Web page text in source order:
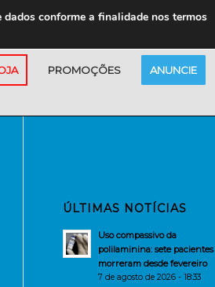
PROMOÇÕES ANUNCIE
ÚLTIMAS NOTÍCIAS
Uso compassivo da
polilaminina: sete pacientes
morreram desde fevereiro
7 de agosto de 2026 - 18:33
conforme a finalidade nos termos